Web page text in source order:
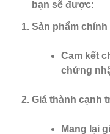
bạn sẽ được:
Sản phẩm chính
Cam kết
chứng
Giá thành cạnh
Mang lại